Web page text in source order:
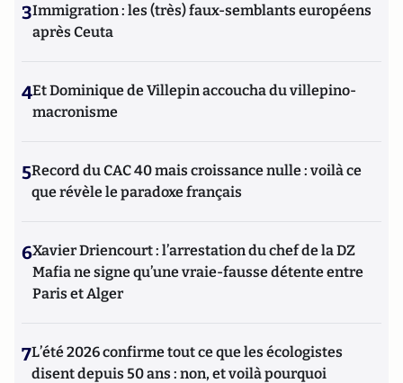
3Immigration : les (très) faux-semblants européens
après Ceuta
4Et Dominique de Villepin accoucha du villepino-
macronisme
5Record du CAC 40 mais croissance nulle : voilà ce
que révèle le paradoxe français
6Xavier Driencourt : l’arrestation du chef de la DZ
Mafia ne signe qu’une vraie-fausse détente entre
Paris et Alger
7L’été 2026 confirme tout ce que les écologistes
disent depuis 50 ans : non, et voilà pourquoi